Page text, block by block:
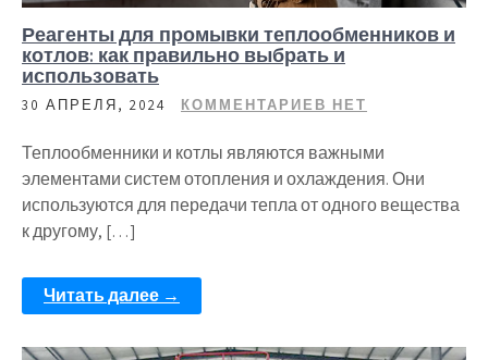
Реагенты для промывки теплообменников и
котлов: как правильно выбрать и
использовать
30 АПРЕЛЯ, 2024 КОММЕНТАРИЕВ НЕТ
Теплообменники и котлы являются важными
элементами систем отопления и охлаждения. Они
используются для передачи тепла от одного вещества
к другому, […]
Читать далее →